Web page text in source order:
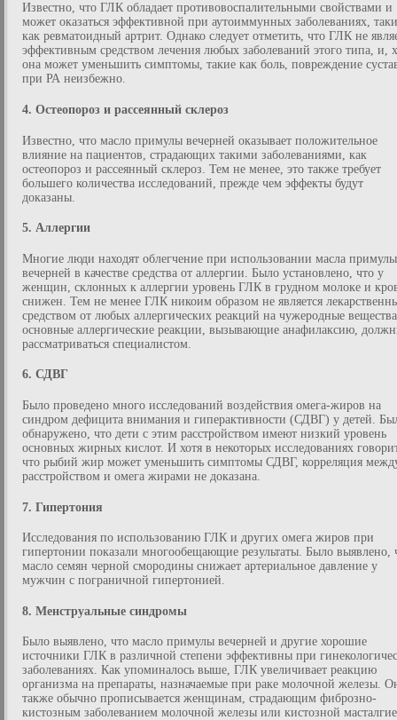
Известно, что ГЛК обладает противовоспалительными свойствами и
может оказаться эффективной при аутоиммунных заболеваниях,
как ревматоидный артрит. Однако следует отметить, что ГЛК не
эффективным средством лечения любых заболеваний этого типа, и,
она может уменьшить симптомы, такие как боль, повреждение
при РА неизбежно.
4. Остеопороз и рассеянный склероз
Известно, что масло примулы вечерней оказывает положительное
влияние на пациентов, страдающих такими заболеваниями, как
остеопороз и рассеянный склероз. Тем не менее, это также требует
большего количества исследований, прежде чем эффекты будут
доказаны.
5. Аллергии
Многие люди находят облегчение при использовании масла примулы
вечерней в качестве средства от аллергии. Было установлено, что у
женщин, склонных к аллергии уровень ГЛК в грудном молоке и
снижен. Тем не менее ГЛК никоим образом не является
средством от любых аллергических реакций на чужеродные
основные аллергические реакции, вызывающие анафилаксию,
рассматриваться специалистом.
6. СДВГ
Было проведено много исследований воздействия омега-жиров на
синдром дефицита внимания и гиперактивности (СДВГ) у детей.
обнаружено, что дети с этим расстройством имеют низкий уровень
основных жирных кислот. И хотя в некоторых исследованиях
что рыбий жир может уменьшить симптомы СДВГ, корреляция
расстройством и омега жирами не доказана.
7. Гипертония
Исследования по использованию ГЛК и других омега жиров при
гипертонии показали многообещающие результаты. Было выявлено,
масло семян черной смородины снижает артериальное давление у
мужчин с пограничной гипертонией.
8. Менструальные синдромы
Было выявлено, что масло примулы вечерней и другие хорошие
источники ГЛК в различной степени эффективны при
заболеваниях. Как упоминалось выше, ГЛК увеличивает реакцию
организма на препараты, назначаемые при раке молочной железы.
также обычно прописывается женщинам, страдающим фиброзно-
кистозным заболеванием молочной железы или кистозной